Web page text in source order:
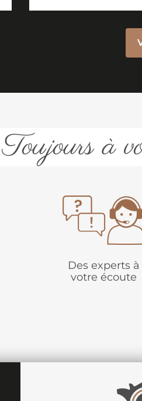
Toujours à
Des experts à
votre écoute